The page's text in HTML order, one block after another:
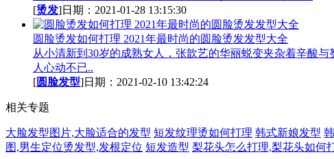
[烫发]日期：2021-01-28 13:15:30
圆脸烫发如何打理 2021年最时尚的圆脸烫发发型大全
从小清新到30岁的成熟女人，张歆艺的华丽蜕变夹杂着辛酸
人心动不已..
[圆脸发型]日期：2021-02-10 13:42:24
相关专题
大脸发型图片,大脸适合的发型 短发纹理烫如何打理 韩式新娘发型
图,男生定位烫发型,发根定位 短发造型 梨花头怎么打理,梨花头如何